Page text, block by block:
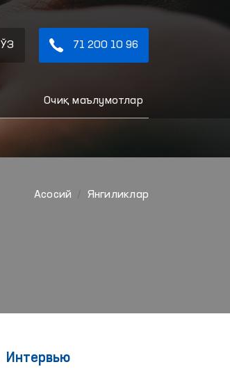
ЎЗ 71 200 10 96
Очиқ маълумотлар
Aсосий Янгиликлар
Интервью